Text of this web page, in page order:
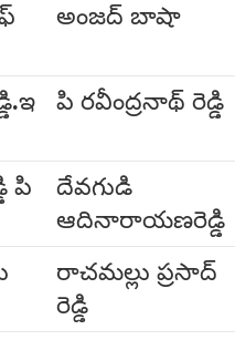
అంజద్ బాషా
పి రవీంద్రనాథ్ రెడ్డి
పి
దేవగుడి
ఆదినారాయణరెడ్డి
రాచమల్లు ప్రసాద్
రెడ్డి